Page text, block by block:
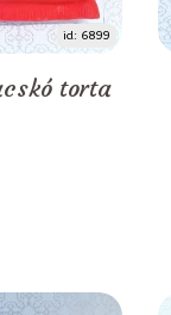
id: 6899
torta